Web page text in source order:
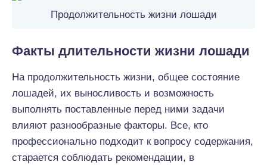
Продолжительность жизни лошади
Факты длительности жизни лошади
На продолжительность жизни, общее состояние
лошадей, их выносливость и возможность
выполнять поставленные перед ними задачи
влияют разнообразные факторы. Все, кто
профессионально подходит к вопросу содержания,
старается соблюдать рекомендации, в